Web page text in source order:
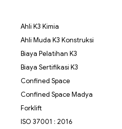
Ahli K3 Kimia
Ahli Muda K3 Konstruksi
Biaya Pelatihan K3
Biaya Sertifikasi K3
Confined Space
Confined Space Madya
Forklift
ISO 37001 : 2016